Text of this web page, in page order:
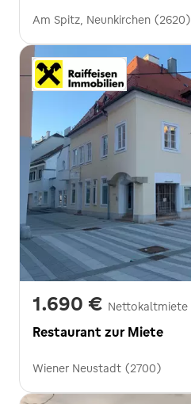
Am Spitz, Neunkirchen (2620)
1.690 € Nettokaltmiete
Restaurant zur Miete
Wiener Neustadt (2700)